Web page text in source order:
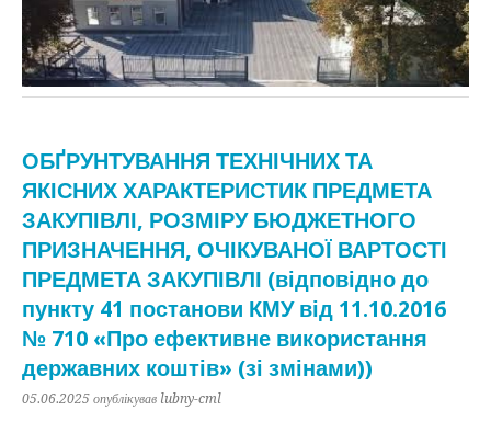
ОБҐРУНТУВАННЯ ТЕХНІЧНИХ ТА
ЯКІСНИХ ХАРАКТЕРИСТИК ПРЕДМЕТА
ЗАКУПІВЛІ, РОЗМІРУ БЮДЖЕТНОГО
ПРИЗНАЧЕННЯ, ОЧІКУВАНОЇ ВАРТОСТІ
ПРЕДМЕТА ЗАКУПІВЛІ (відповідно до
пункту 41 постанови КМУ від 11.10.2016
№ 710 «Про ефективне використання
державних коштів» (зі змінами))
05.06.2025 опублікував lubny-cml